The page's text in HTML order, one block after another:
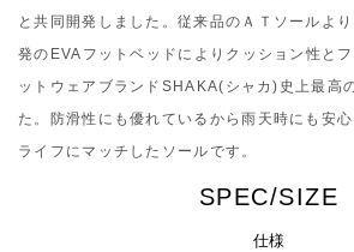
と共同開発しました。従来品のＡＴソールよ
発のEVAフットベッドによりクッション性と
ットウェアブランドSHAKA(シャカ)史上最高
た。防滑性にも優れているから雨天時にも安
ライフにマッチしたソールです。
SPEC/SIZE
仕様